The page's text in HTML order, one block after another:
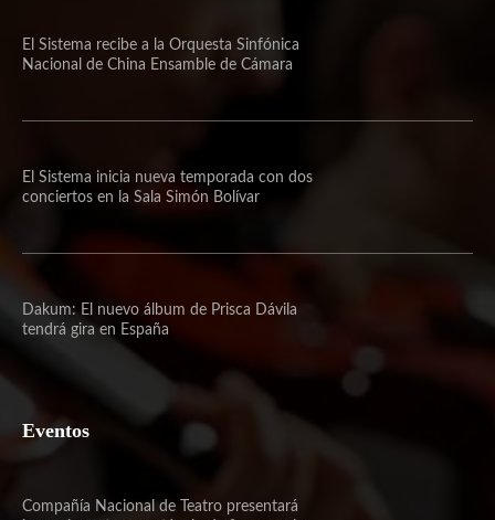
El Sistema recibe a la Orquesta Sinfónica
Nacional de China Ensamble de Cámara
El Sistema inicia nueva temporada con dos
conciertos en la Sala Simón Bolívar
Dakum: El nuevo álbum de Prisca Dávila
tendrá gira en España
Eventos
Compañía Nacional de Teatro presentará